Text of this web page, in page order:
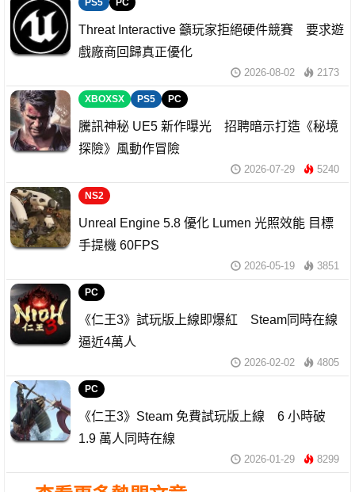
Threat Interactive 籲玩家拒絕硬件競賽 要求遊
戲廠商回歸真正優化
2026-08-02 2173
XBOXSX PS5 PC
騰訊神秘 UE5 新作曝光 招聘暗示打造《秘境
探險》風動作冒險
2026-07-29 5240
NS2
Unreal Engine 5.8 優化 Lumen 光照效能 目標
手提機 60FPS
2026-05-19 3851
PC
《仁王3》試玩版上線即爆紅 Steam同時在線
逼近4萬人
2026-02-02 4805
PC
《仁王3》Steam 免費試玩版上線 6 小時破
1.9 萬人同時在線
2026-01-29 8299